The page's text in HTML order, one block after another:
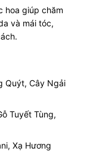
hoa giúp chăm
và mái tóc,
Quýt, Cây Ngải
Tuyết Tùng,
Xạ Hương